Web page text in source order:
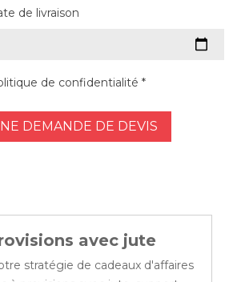
de livraison
de confidentialité *
DEMANDE DE DEVIS
avec jute
stratégie de cadeaux d'affaires